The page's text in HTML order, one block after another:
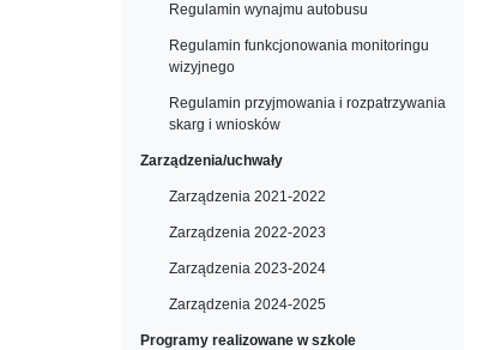
Regulamin wynajmu autobusu
Regulamin funkcjonowania monitoringu
wizyjnego
Regulamin przyjmowania i rozpatrzywania
skarg i wniosków
Zarządzenia/uchwały
Zarządzenia 2021-2022
Zarządzenia 2022-2023
Zarządzenia 2023-2024
Zarządzenia 2024-2025
Programy realizowane w szkole